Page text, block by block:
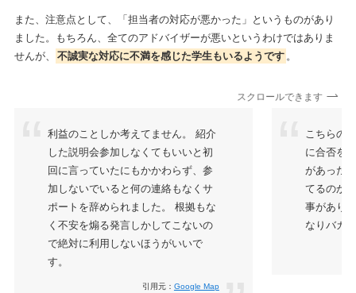
また、注意点として、「担当者の対応が悪かった」というものがあり
ました。もちろん、全てのアドバイザーが悪いというわけではありま
せんが、
不誠実な対応に不満を感じた学生もいるようです 。
スクロールできます
利益のことしか考えてません。 紹介
した説明会参加しなくてもいいと初
回に言っていたにもかかわらず、参
加しないでいると何の連絡もなくサ
ポートを辞められました。 根拠もな
く不安を煽る発言しかしてこないの
で絶対に利用しないほうがいいで
す。
引用元： Google Map
こちらの
に合否を
があった
てるのか
事があり
なりバカ